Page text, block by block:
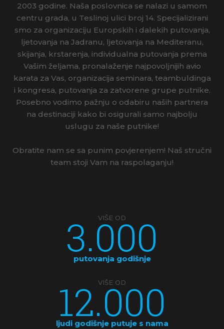
2003 godine. Naša poslovnica se nalazi u samom
centru grada, u Teslinoj ulici broj 14. Specijalizirani
smo za organizaciju Europskih i dalekih putovanja,
ljetovanja na Jadranu, ljetovanja na Mediteranu,
skijanja, krstarenja, individualna putovanja prema
Vašim željama, pronalaženje najpovoljnijih avio
karata za Vas, organizacija seminara, teambuldinga
i kongresa, putovanja za zatvorene grupe putnike.
Posebno vodimo pažnju o odabiru naših partnera
na destinaciji kako bi osigurali samo najbolju
uslugu za naše putnike!
Obratite nam se sa punim povjerenjem! Naš stručni
team stoji Vam na raspolaganju!
VIŠE OD
3.000
putovanja godišnje
VIŠE OD
12.000
ljudi godišnje putuje s nama